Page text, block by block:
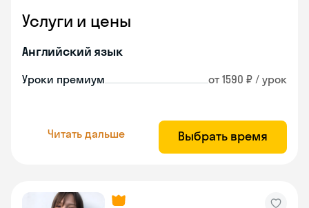
Услуги и цены
Английский язык
Уроки премиум от 1590 ₽ / урок
Читать дальше Выбрать время